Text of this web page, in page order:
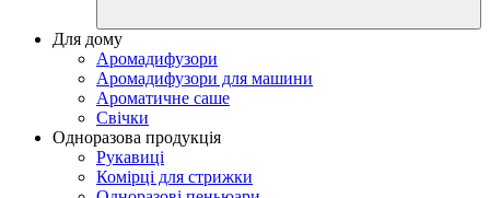
Для дому
Аромадифузори
Аромадифузори для машини
Ароматичне саше
Свічки
Одноразова продукція
Рукавиці
Комірці для стрижки